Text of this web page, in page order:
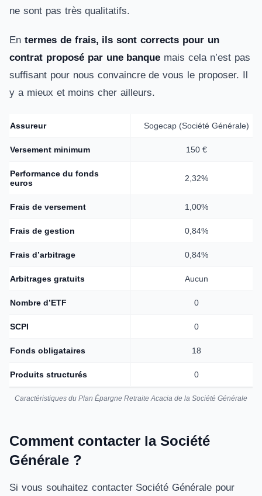
ne sont pas très qualitatifs.
En termes de frais, ils sont corrects pour un
contrat proposé par une banque mais cela n’est pas
suffisant pour nous convaincre de vous le proposer. Il
y a mieux et moins cher ailleurs.
Assureur Sogecap (Société Générale)
Versement minimum 150 €
Performance du fonds
euros
2,32%
Frais de versement 1,00%
Frais de gestion 0,84%
Frais d’arbitrage 0,84%
Arbitrages gratuits Aucun
Nombre d’ETF 0
SCPI 0
Fonds obligataires 18
Produits structurés 0
Caractéristiques du Plan Épargne Retraite Acacia de la Société Générale
Comment contacter la Société
Générale ?
Si vous souhaitez contacter Société Générale pour